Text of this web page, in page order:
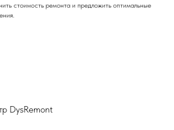
стоимость ремонта и предложить оптимальные
DysRemont